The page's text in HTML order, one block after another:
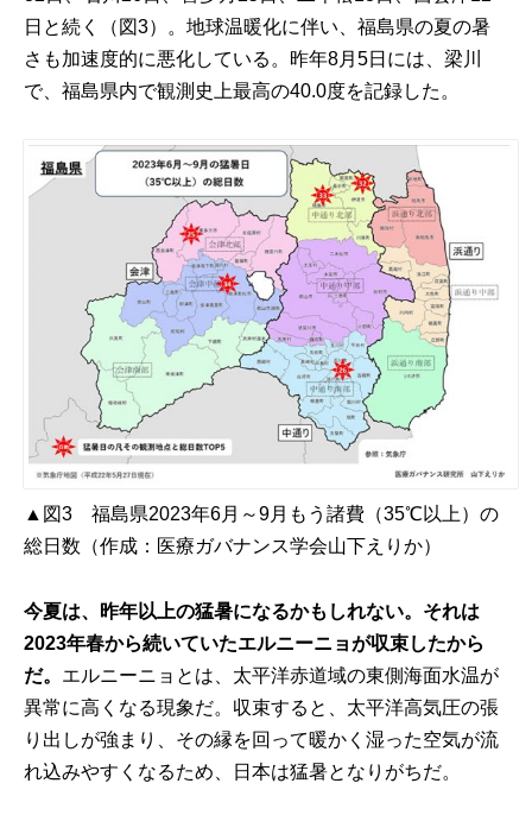
日と続く（図3）。地球温暖化に伴い、福島県の夏の暑
さも加速度的に悪化している。昨年8月5日には、梁川
で、福島県内で観測史上最高の40.0度を記録した。
▲図3 福島県2023年6月～9月もう諸費（35℃以上）の
総日数（作成：医療ガバナンス学会山下えりか）
今夏は、昨年以上の猛暑になるかもしれない。それは
2023年春から続いていたエルニーニョが収束したから
だ。 エルニーニョとは、太平洋赤道域の東側海面水温が
異常に高くなる現象だ。収束すると、太平洋高気圧の張
り出しが強まり、その縁を回って暖かく湿った空気が流
れ込みやすくなるため、日本は猛暑となりがちだ。